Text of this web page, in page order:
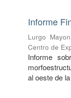
Informe
Lurgo
Centro de
Informe
al oeste de